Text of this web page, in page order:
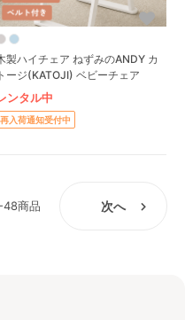
製ハイチェア ねずみのANDY カ
トージ(KATOJI) ベビーチェア
ンタル中
再入荷通知受付中
商品 次へ